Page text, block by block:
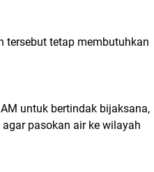
tersebut tetap membutuhkan
untuk bertindak bijaksana,
pasokan air ke wilayah